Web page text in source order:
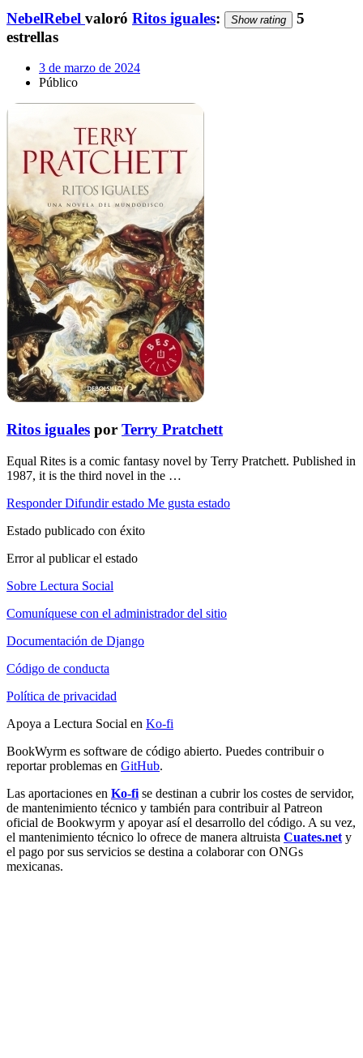
NebelRebel valoró Ritos iguales: Show rating
5
estrellas
3 de marzo de 2024
Público
Ritos iguales por Terry Pratchett
Equal Rites is a comic fantasy novel by Terry Pratchett. Published in
1987, it is the third novel in the …
Responder Difundir estado Me gusta estado
Estado publicado con éxito
Error al publicar el estado
Sobre Lectura Social
Comuníquese con el administrador del sitio
Documentación de Django
Código de conducta
Política de privacidad
Apoya a Lectura Social en Ko-fi
BookWyrm es software de código abierto. Puedes contribuir o
reportar problemas en GitHub.
Las aportaciones en Ko-fi se destinan a cubrir los costes de servidor,
de mantenimiento técnico y también para contribuir al Patreon
oficial de Bookwyrm y apoyar así el desarrollo del código. A su vez,
el mantenimiento técnico lo ofrece de manera altruista Cuates.net y
el pago por sus servicios se destina a colaborar con ONGs
mexicanas.